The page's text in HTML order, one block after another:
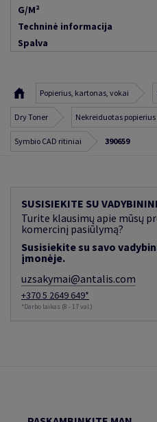
G/M²
Techninė informacija
Spalva
Popierius, kartonas, vokai
Dry Toner Nekreiduotas popierius
Symbio CAD ritiniai 390659
SUSISIEKITE SU
Turite klausimų apie mūsų
komercinį pasiūlymą?
Susisiekite su savo
įmonėje.
uzsakymai@antalis.com
+370 5 2649 649*
*Darbo laikas (8 - 17 val.)